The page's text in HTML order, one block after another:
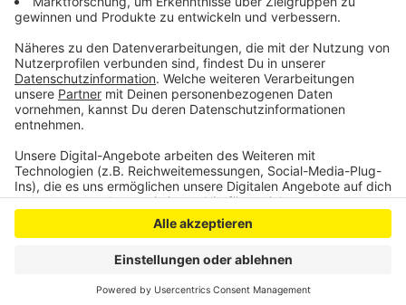
Anzeige
Anzeige